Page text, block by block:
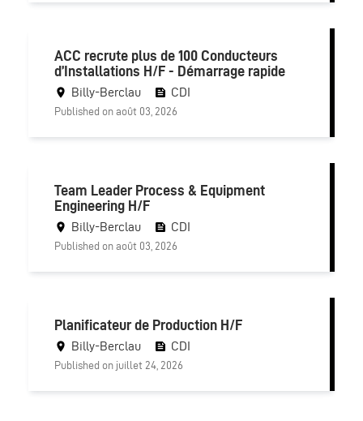
ACC recrute plus de 100 Conducteurs
d’Installations H/F - Démarrage rapide
Billy-Berclau CDI
Published on août 03, 2026
Team Leader Process & Equipment
Engineering H/F
Billy-Berclau CDI
Published on août 03, 2026
Planificateur de Production H/F
Billy-Berclau CDI
Published on juillet 24, 2026